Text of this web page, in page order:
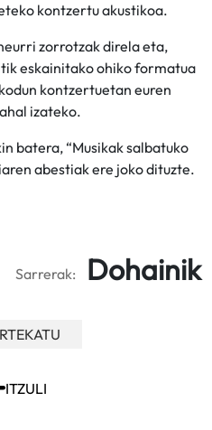
kontzertu akustikoa.
zorrotzak direla eta,
eskainitako ohiko formatua
kontzertuetan euren
izateko.
batera, “Musikak salbatuko
abestiak ere joko dituzte.
Sarrerak: Dohainik
ITZULI